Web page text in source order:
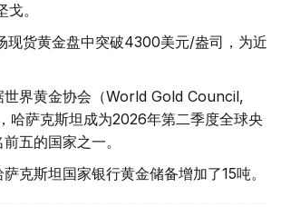
。
现货黄金盘中突破4300美元/盎司，为近
世界黄金协会（World Gold Council,
哈萨克斯坦成为2026年第二季度全球央
五的国家之一。
克斯坦国家银行黄金储备增加了15吨。